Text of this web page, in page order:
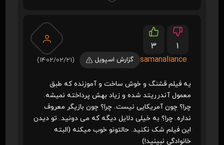
3
1
samanaliance
گزارش اسپویل (1402/02/21)
یه فیلم قشنگ و خوش ساخت و آموزنده که طبق
معمول آندرریتد شده و زیاد بهش پرداخته نمیشه.
چرا؟ چون آمریکایی نیست. چرا؟ چون بازیگر معروف
نداره. چرا؟ به خیلی دلایل دیگه که می دونید. تو دیدن
این فیلم شک نکنید. حالتونو خوب میکنه (البته
خانوادگی نبینید!)